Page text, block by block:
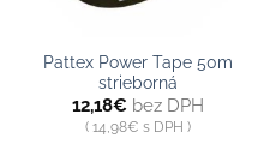
Pattex Power Tape 50m
strieborná
12,18€bez DPH
14,98€ s DPH